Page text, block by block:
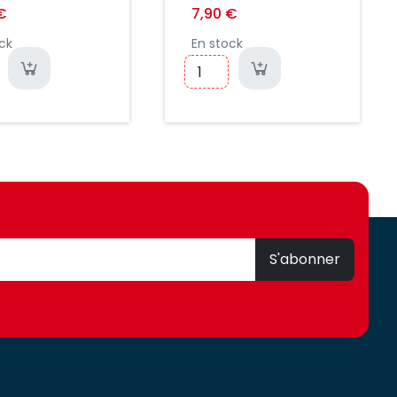
7,90 €
En stock
S'abonner